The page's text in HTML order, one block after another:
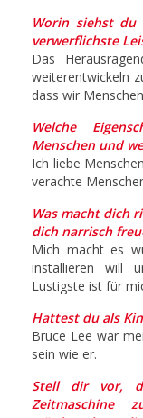
Worin siehst du
verwerflichste
Das
weiterentwickeln
dass wir
Welche
Menschen und
Ich liebe
verachte
Was macht dich
dich narrisch
Mich macht es
installieren will
Lustigste ist für
Hattest du als
Bruce Lee war
sein wie er.
Stell dir vor,
Zeitmaschine